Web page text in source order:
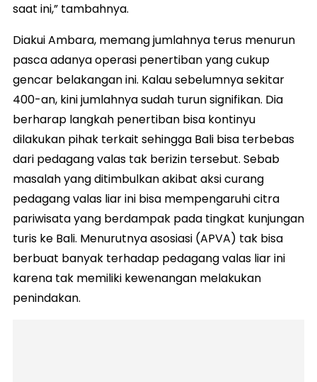
saat ini,” tambahnya.
Diakui Ambara, memang jumlahnya terus menurun
pasca adanya operasi penertiban yang cukup
gencar belakangan ini. Kalau sebelumnya sekitar
400-an, kini jumlahnya sudah turun signifikan. Dia
berharap langkah penertiban bisa kontinyu
dilakukan pihak terkait sehingga Bali bisa terbebas
dari pedagang valas tak berizin tersebut. Sebab
masalah yang ditimbulkan akibat aksi curang
pedagang valas liar ini bisa mempengaruhi citra
pariwisata yang berdampak pada tingkat kunjungan
turis ke Bali. Menurutnya asosiasi (APVA) tak bisa
berbuat banyak terhadap pedagang valas liar ini
karena tak memiliki kewenangan melakukan
penindakan.